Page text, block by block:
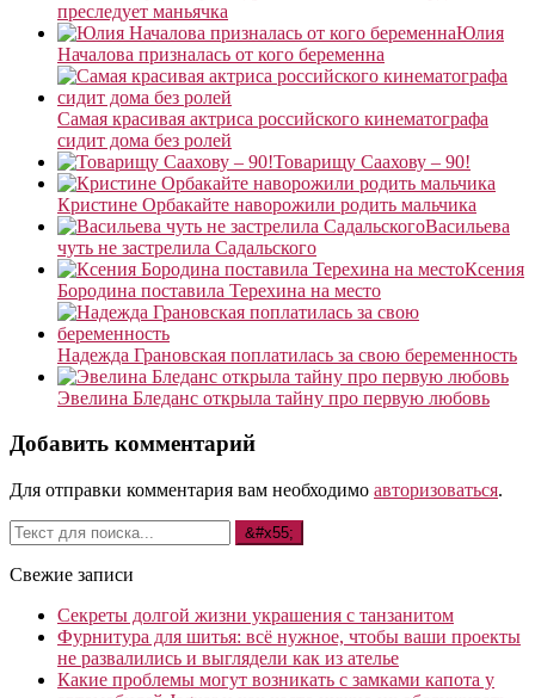
преследует маньячка
Юлия
Началова призналась от кого беременна
Самая красивая актриса российского кинематографа
сидит дома без ролей
Товарищу Саахову – 90!
Кристине Орбакайте наворожили родить мальчика
Васильева
чуть не застрелила Садальского
Ксения
Бородина поставила Терехина на место
Надежда Грановская поплатилась за свою беременность
Эвелина Бледанс открыла тайну про первую любовь
Добавить комментарий
Для отправки комментария вам необходимо авторизоваться.
Свежие записи
Секреты долгой жизни украшения с танзанитом
Фурнитура для шитья: всё нужное, чтобы ваши проекты
не развалились и выглядели как из ателье
Какие проблемы могут возникать с замками капота у